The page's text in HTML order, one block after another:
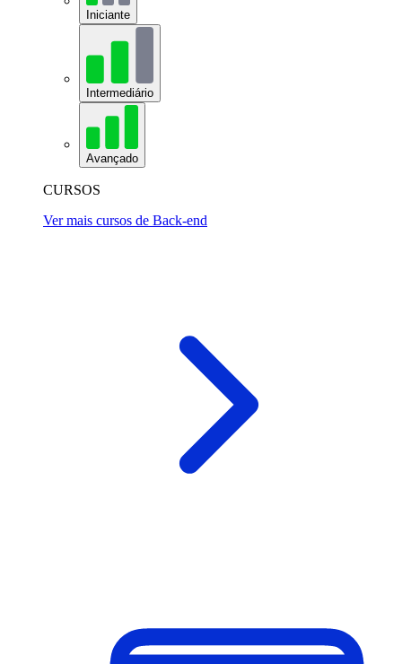
Iniciante
Intermediário
Avançado
CURSOS
Ver mais cursos de Back-end